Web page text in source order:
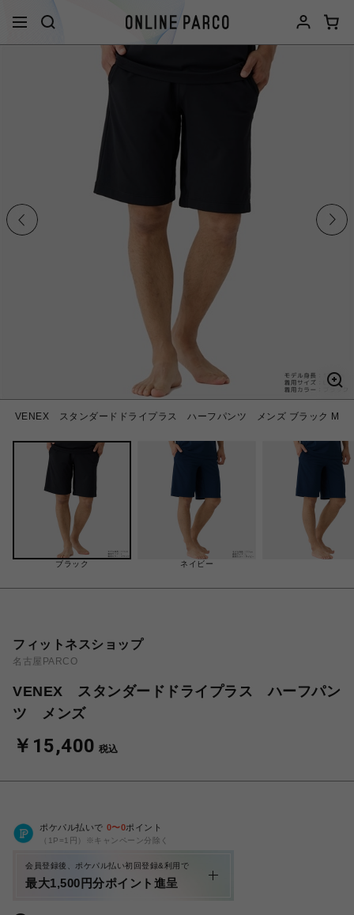
VENEX スタンダードドライプラス ハーフパンツ メンズ ブラック M
ブラック ネイビー
フィットネスショップ
名古屋PARCO
VENEX スタンダードドライプラス ハーフパン
ツ メンズ
￥15,400 税込
ポケパル払いで 0〜0ポイント
（1P=1円）※キャンペーン分除く
会員登録後、ポケパル払い初回登録&利用で
最大1,500円分ポイント進呈